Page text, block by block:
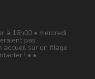
à 16h00 • mercredi
pas
accueil sur un filage
! • •…